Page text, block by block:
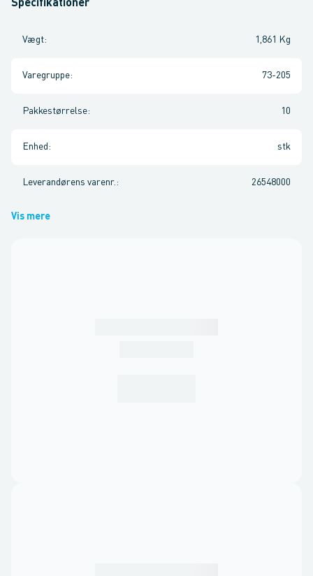
Specifikationer
Vægt: 1,861 Kg
Varegruppe: 73-205
Pakkestørrelse: 10
Enhed : stk
Leverandørens varenr. : 26548000
Vis mere